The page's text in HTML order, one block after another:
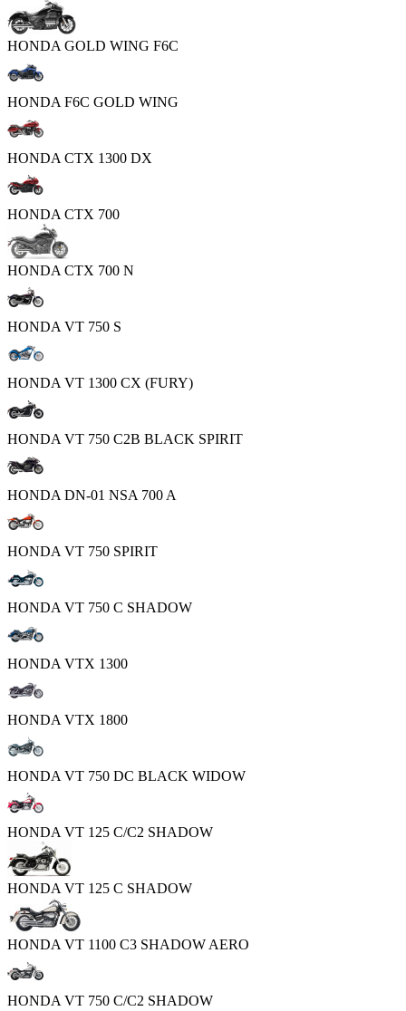
HONDA GOLD WING F6C
HONDA F6C GOLD WING
HONDA CTX 1300 DX
HONDA CTX 700
HONDA CTX 700 N
HONDA VT 750 S
HONDA VT 1300 CX (FURY)
HONDA VT 750 C2B BLACK SPIRIT
HONDA DN-01 NSA 700 A
HONDA VT 750 SPIRIT
HONDA VT 750 C SHADOW
HONDA VTX 1300
HONDA VTX 1800
HONDA VT 750 DC BLACK WIDOW
HONDA VT 125 C/C2 SHADOW
HONDA VT 125 C SHADOW
HONDA VT 1100 C3 SHADOW AERO
HONDA VT 750 C/C2 SHADOW